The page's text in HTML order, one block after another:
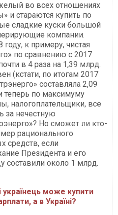
во всех отношениях
и стараются купить по
сладкие куски большой
компании.
к примеру, чистая
по сравнению с 2017
в 4 раза на 1,39 млрд.
(кстати, по итогам 2017
составляла 2,09
теперь по максимуму
налогоплательщики, все
за нечестную
Но сможет ли кто-
рационального
средств, если
Президента и его
составили около 1 млрд.
може купити
а в Україні?